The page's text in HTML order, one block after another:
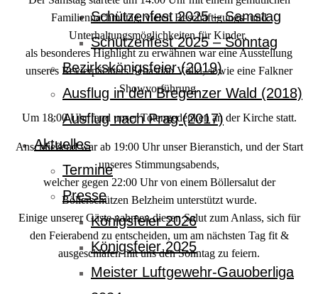
Schützenfest 2025 – Samstag
Schützenfest 2025 – Sonntag
Bezirkskönigsfeier (2019)
Ausflug in den Bregenzer Wald (2018)
Ausflug nach Prag (2017)
Aktuelles
Termine
Presse
Königsfeier 2026
Königsfeier 2025
Meister Luftgewehr-Gauoberliga
Familiennachmittag, vielen Beschäftigungs- und
Unterhaltungsmöglichkeiten für Kinder,
als besonderes Highlight zu erwähnen war eine Ausstellung
unseres Revierpächters Sebastian Völkl, sowie eine Falkner
Showvorführung.
Um 18:00 Uhr fand unser Totengedenken an der Kirche statt.
Anschließend war ab 19:00 Uhr unser Bieranstich, und der Start
unseres Stimmungsabends,
welcher gegen 22:00 Uhr von einem Böllersalut der
Böllerschützen Belzheim unterstützt wurde.
Einige unserer Gäste nahmen diesen Salut zum Anlass, sich für
den Feierabend zu entscheiden, um am nächsten Tag fit &
ausgeschlafen mit uns den Sonntag zu feiern.